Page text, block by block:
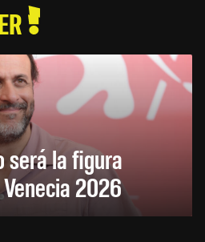
será la figura
2026